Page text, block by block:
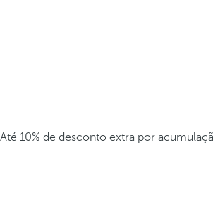
Até 10% de desconto extra por